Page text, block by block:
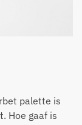
palette is
Hoe gaaf is